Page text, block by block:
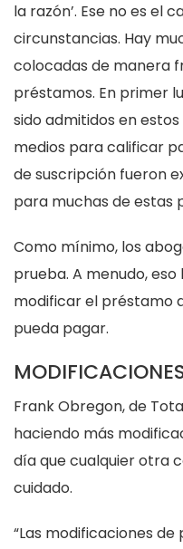
la razón’. Ese no es el
circunstancias. Hay
colocadas de manera
préstamos. En primer
sido admitidos en
medios para calificar
de suscripción fueron
para muchas de estas
Como mínimo, los
prueba. A menudo,
modificar el préstamo
pueda pagar.
Frank Obregon, de
haciendo más
día que cualquier otra
cuidado.
“Las modificaciones